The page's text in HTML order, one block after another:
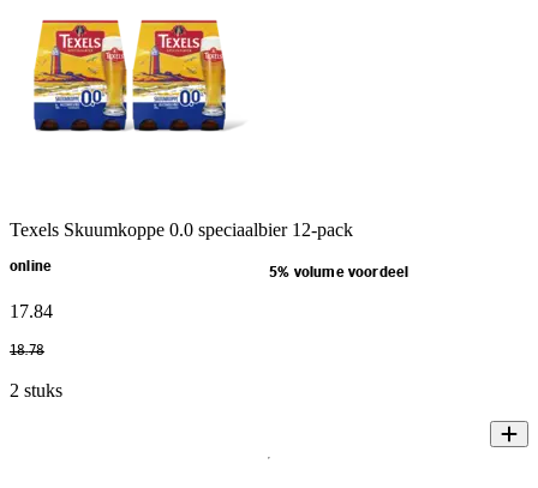
Texels Skuumkoppe 0.0 speciaalbier 12-pack
online 5% volume voordeel
17.84
18.78
2 stuks